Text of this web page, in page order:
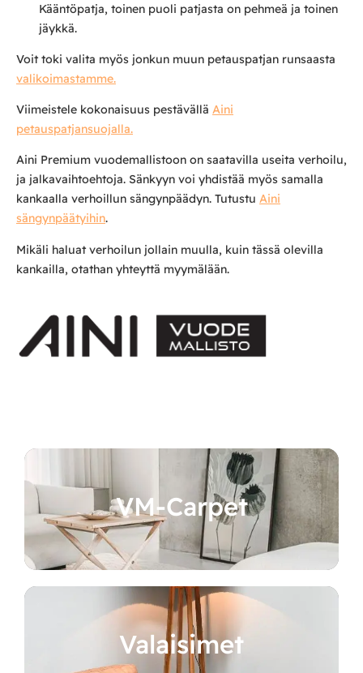
Kääntöpatja, toinen puoli patjasta on pehmeä ja toinen
jäykkä.
Voit toki valita myös jonkun muun petauspatjan runsaasta
valikoimastamme.
Viimeistele kokonaisuus pestävällä Aini
petauspatjansuojalla.
Aini Premium vuodemallistoon on saatavilla useita verhoilu,
ja jalkavaihtoehtoja. Sänkyyn voi yhdistää myös samalla
kankaalla verhoillun sängynpäädyn. Tutustu Aini
sängynpäätyihin.
Mikäli haluat verhoilun jollain muulla, kuin tässä olevilla
kankailla, otathan yhteyttä myymälään.
VM-Carpet
Valaisimet